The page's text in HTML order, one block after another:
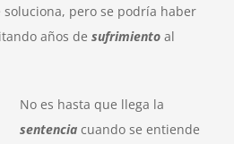
soluciona, pero se podría haber
años de sufrimiento al
No es hasta que llega la
sentencia cuando se entiende